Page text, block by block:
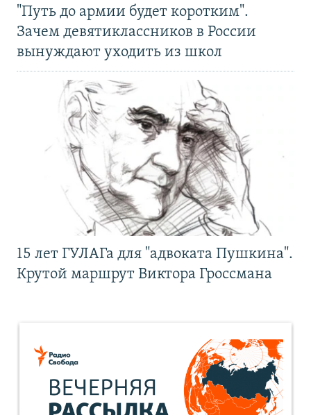
"Путь до армии будет коротким".
Зачем девятиклассников в России
вынуждают уходить из школ
15 лет ГУЛАГа для "адвоката Пушкина".
Крутой маршрут Виктора Гроссмана